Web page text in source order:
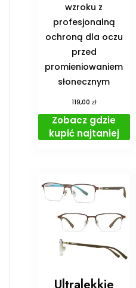
wzroku z
profesjonalną
ochroną dla oczu
przed
promieniowaniem
słonecznym
119,00 zł
Zobacz gdzie
kupić najtaniej